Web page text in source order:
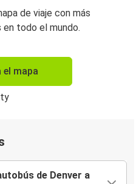
de viaje con más
todo el mundo.
el mapa
de Denver a